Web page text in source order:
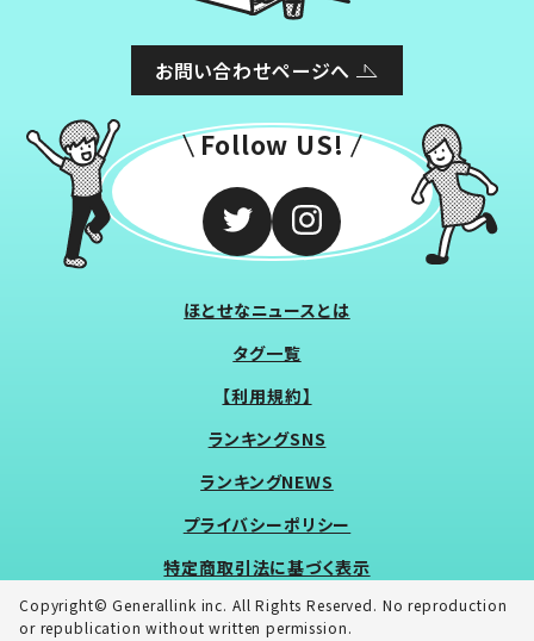
お問い合わせページへ
Follow US!
ほとせなニュースとは
タグ一覧
【利用規約】
ランキングSNS
ランキングNEWS
プライバシーポリシー
特定商取引法に基づく表示
Copyright© Generallink inc. All Rights Reserved. No reproduction
or republication without written permission.